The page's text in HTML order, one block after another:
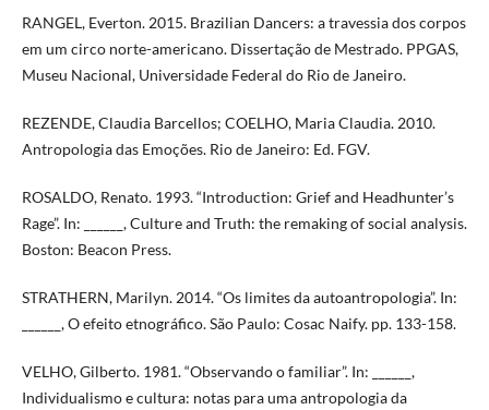
RANGEL, Everton. 2015. Brazilian Dancers: a travessia dos corpos
em um circo norte-americano. Dissertação de Mestrado. PPGAS,
Museu Nacional, Universidade Federal do Rio de Janeiro.
REZENDE, Claudia Barcellos; COELHO, Maria Claudia. 2010.
Antropologia das Emoções. Rio de Janeiro: Ed. FGV.
ROSALDO, Renato. 1993. “Introduction: Grief and Headhunter’s
Rage”. In: ______, Culture and Truth: the remaking of social analysis.
Boston: Beacon Press.
STRATHERN, Marilyn. 2014. “Os limites da autoantropologia”. In:
______, O efeito etnográfico. São Paulo: Cosac Naify. pp. 133-158.
VELHO, Gilberto. 1981. “Observando o familiar”. In: ______,
Individualismo e cultura: notas para uma antropologia da